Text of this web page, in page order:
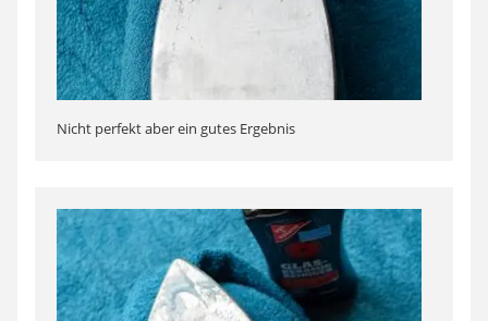
Nicht perfekt aber ein gutes Ergebnis